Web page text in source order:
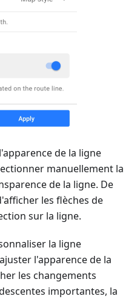
de la ligne
manuellement la
de la ligne. De
les flèches de
sur la ligne.
la ligne
l'apparence de la
les changements
importantes, la